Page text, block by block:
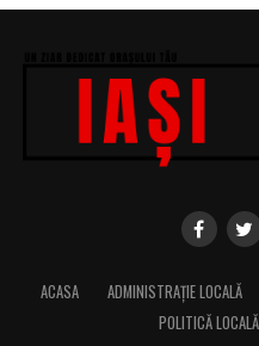
Producător: Claudiu Boboc
Producător executiv:
Manager producție: Iulia
Casting: ELEPHANT MEDIA
Realizat cu sprijinul:
C&C
CORPORATION WEB
ACASA ADMINISTRAȚIE LOCALĂ
POLITICĂ LOCALĂ